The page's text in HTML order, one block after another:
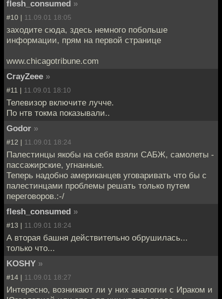
flesh_consumed »
#10 | 11.09.01 18:05
заходите сюда, здесь немного побольше
информации, прям на первой странице
www.chicagotribune.com
CrayZeee »
#11 | 11.09.01 18:10
Телевизор включите лучче.
По нтв токма показывали..
Godor »
#12 | 11.09.01 18:24
Палестинцы якобы на себя взяли САБЖ, самолеты -
пассажирские, угнанные.
Теперь надобно американцев уговаривать что бы с
палестинцами проблемы решать только путем
переговоров.:-/
flesh_consumed »
#13 | 11.09.01 18:24
А вторая башня действительно обрушилась...
только что...
KOSHY »
#14 | 11.09.01 18:27
Интересно, возникают ли у них аналогии с Ираком и